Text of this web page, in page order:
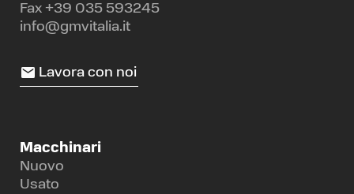
Fax +39 035 593245
info@gmvitalia.it
Lavora con noi
Macchinari
Nuovo
Usato